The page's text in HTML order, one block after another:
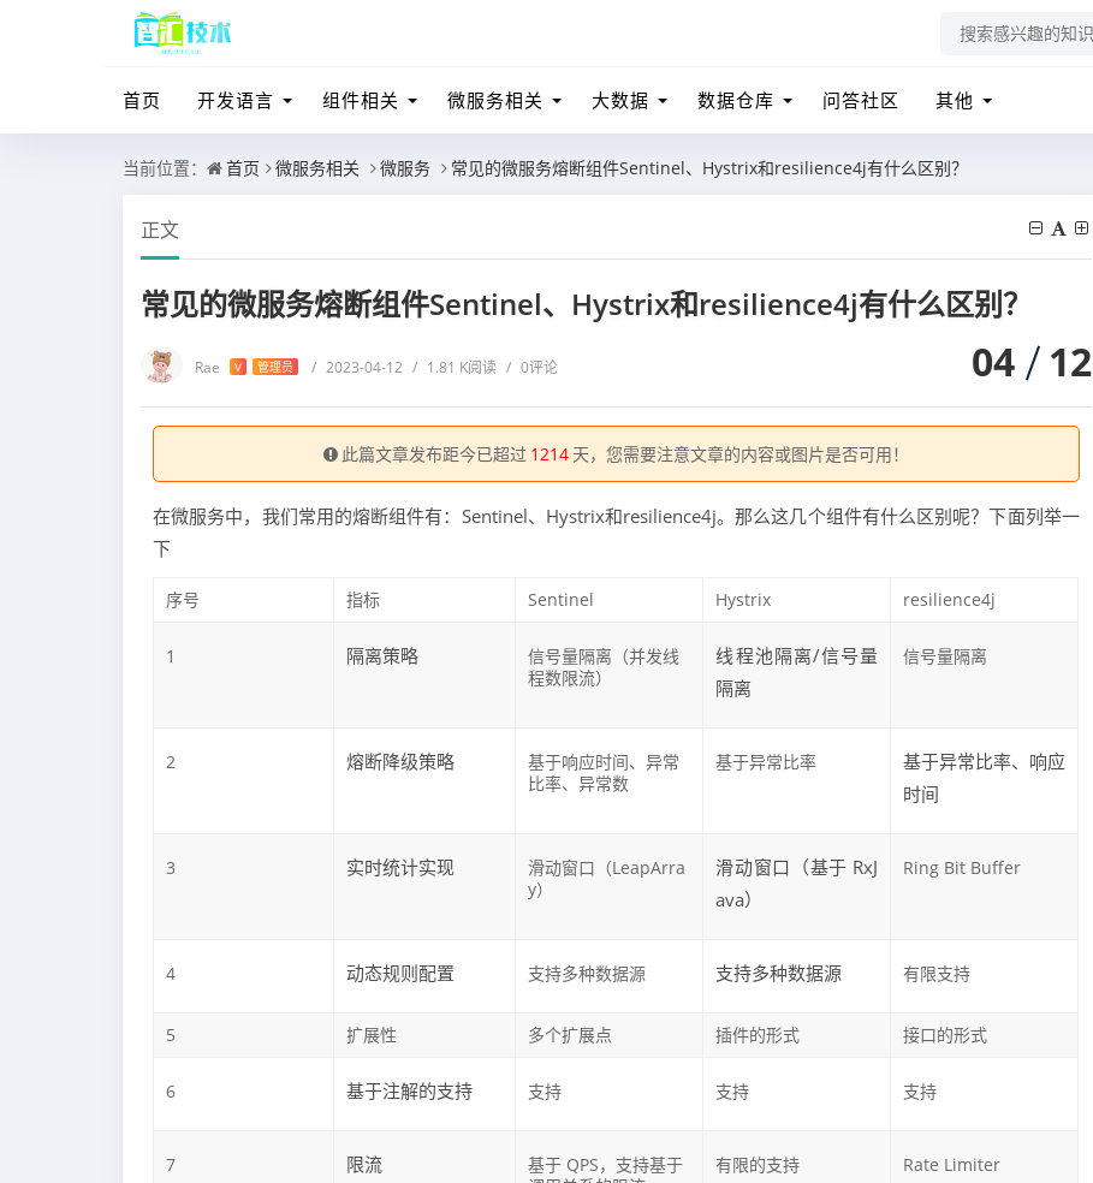
首页 开发语言 组件相关 微服务相关 大数据 数据仓库 问答社区 其他
当前位置： 首页 微服务相关 微服务 常见的微服务熔断组件Sentinel、Hystrix和resilience4j有什么区别？
正文
常见的微服务熔断组件Sentinel、Hystrix和resilience4j有什么区别？
Rae V 管理员 / 2023-04-12 / 1.81 K阅读 / 0评论 04 12
此篇文章发布距今已超过 1214 天，您需要注意文章的内容或图片是否可用！
在微服务中，我们常用的熔断组件有：Sentinel、Hystrix和resilience4j。那么这几个组件有什么区别呢？下面列举一
下
序号 指标 Sentinel Hystrix resilience4j
1 隔离策略
信号量隔离（并发线
程数限流）
线程池隔离/信号量
隔离
信号量隔离
2 熔断降级策略
基于响应时间、异常
比率、异常数
基于异常比率
基于异常比率、响应
时间
3 实时统计实现
滑动窗口（LeapArra
y）
滑动窗口（基于 RxJ
ava）
Ring Bit Buffer
4 动态规则配置 支持多种数据源 支持多种数据源 有限支持
5 扩展性 多个扩展点 插件的形式 接口的形式
6 基于注解的支持 支持 支持 支持
7 限流
基于 QPS，支持基于
有限的支持 Rate Limiter